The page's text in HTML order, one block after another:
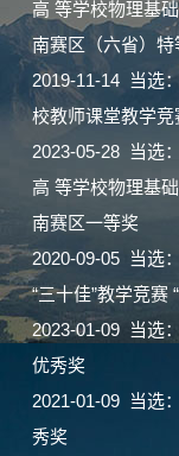
高 等学校物理基
南赛区（六省）特
2019-11-14 当选
校教师课堂教学竞
2023-05-28 当选
高 等学校物理基
南赛区一等奖
2020-09-05 当选
“三十佳”教学竞赛
2023-01-09 当选
优秀奖
2021-01-09 当选
秀奖